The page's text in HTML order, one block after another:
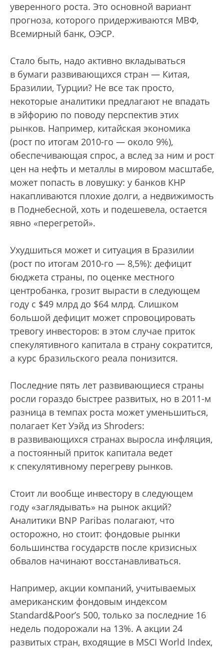
уверенного роста. Это основной вариант
прогноза, которого придерживаются МВФ,
Всемирный банк, ОЭСР.
Стало быть, надо активно вкладываться
в бумаги развивающихся стран — Китая,
Бразилии, Турции? Не все так просто,
некоторые аналитики предлагают не впадать
в эйфорию по поводу перспектив этих
рынков. Например, китайская экономика
(рост по итогам 2010-го — около 9%),
обеспечивающая спрос, а вслед за ним и рост
цен на нефть и металлы в мировом масштабе,
может попасть в ловушку: у банков КНР
накапливаются плохие долги, а недвижимость
в Поднебесной, хоть и подешевела, остается
явно «перегретой».
Ухудшиться может и ситуация в Бразилии
(рост по итогам 2010-го — 8,5%): дефицит
бюджета страны, по оценке местного
центробанка, грозит вырасти в следующем
году с $49 млрд до $64 млрд. Слишком
большой дефицит может спровоцировать
тревогу инвесторов: в этом случае приток
спекулятивного капитала в страну сократится,
а курс бразильского реала понизится.
Последние пять лет развивающиеся страны
росли гораздо быстрее развитых, но в 2011-м
разница в темпах роста может уменьшиться,
полагает Кет Уэйд из Shrоders:
в развивающихся странах выросла инфляция,
а постоянный приток капитала ведет
к спекулятивному перегреву рынков.
Стоит ли вообще инвестору в следующем
году «заглядывать» на рынок акций?
Аналитики BNP Paribas полагают, что
осторожно, но стоит: фондовые рынки
большинства государств после кризисных
обвалов начинают восстанавливаться.
Например, акции компаний, учитываемых
американским фондовым индексом
Standard&Poor’s 500, только за последние 16
недель подорожали на 13%. А акции 24
развитых стран, входящие в MSCI World Index,